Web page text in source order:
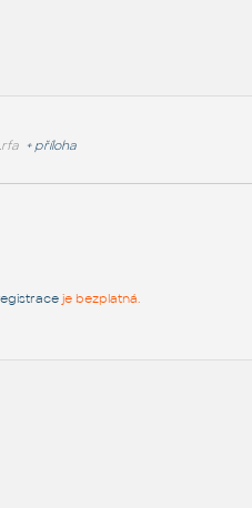
+ příloha
je bezplatná.